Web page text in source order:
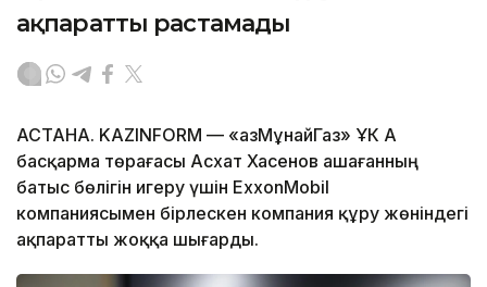
ақпаратты растамады
АСТАНА. KAZINFORM — «ҚазМұнайГаз» ҰК АҚ
басқарма төрағасы Асхат Хасенов Қашағанның
батыс бөлігін игеру үшін ExxonMobil
компаниясымен бірлескен компания құру жөніндегі
ақпаратты жоққа шығарды.